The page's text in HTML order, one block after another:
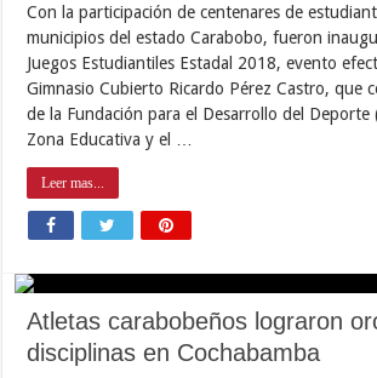
Con la participación de centenares de
municipios del estado Carabobo, fueron
Juegos Estudiantiles Estadal 2018, evento
Gimnasio Cubierto Ricardo Pérez Castro, que
de la Fundación para el Desarrollo del Deporte
Zona Educativa y el …
Leer mas...
Atletas carabobeños lograron
disciplinas en Cochabamba